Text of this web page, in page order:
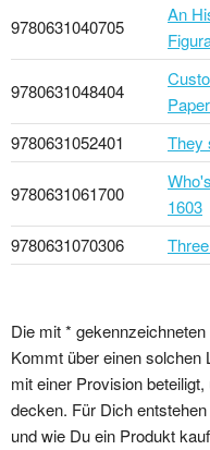
9780631040705
An
9780631048404
9780631052401
They
9780631061700
1603
9780631070306
Die mit *
Kommt über einen solchen
mit einer Provision
decken. Für Dich
und wie Du ein Produkt